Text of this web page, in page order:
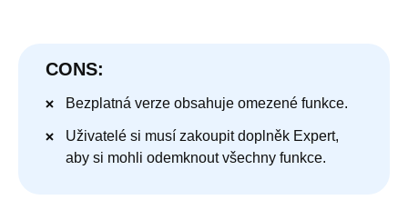
CONS:
Bezplatná verze obsahuje omezené funkce.
Uživatelé si musí zakoupit doplněk Expert,
aby si mohli odemknout všechny funkce.